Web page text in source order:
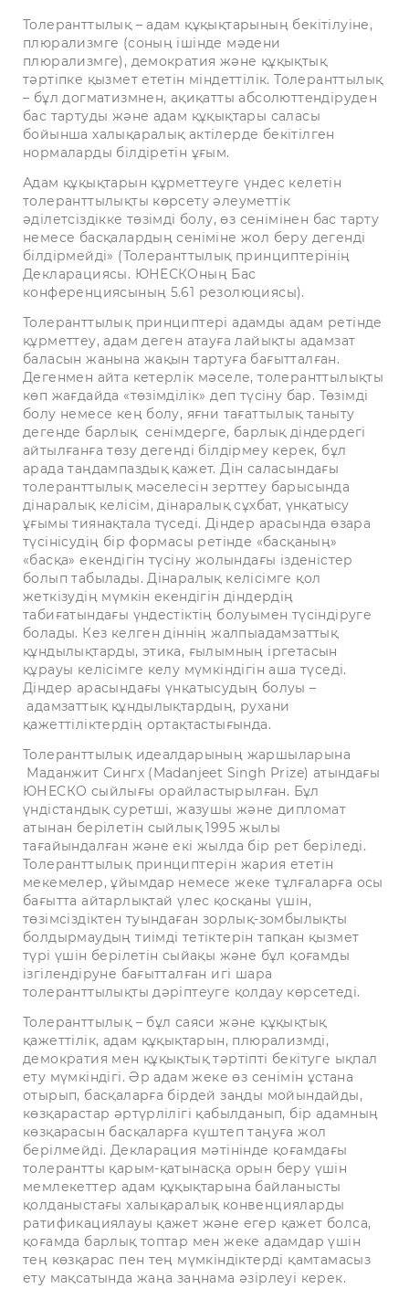
Толеранттылық – адам құқықтарының бекітілуіне,
плюрализмге (соның ішінде мәдени
плюрализмге), демократия және құқықтық
тәртіпке қызмет ететін міндеттілік. Толеранттылық
– бұл догматизмнен, ақиқатты абсолюттендіруден
бас тартуды және адам құқықтары саласы
бойынша халықаралық актілерде бекітілген
нормаларды білдіретін ұғым.
Адам құқықтарын құрметтеуге үндес келетін
толеранттылықты көрсету әлеуметтік
әділетсіздікке төзімді болу, өз сенімінен бас тарту
немесе басқалардың сеніміне жол беру дегенді
білдірмейді» (Толеранттылық принциптерінің
Декларациясы. ЮНЕСКОның Бас
конференциясының 5.61 резолюциясы).
Толеранттылық принциптері адамды адам ретінде
құрметтеу, адам деген атауға лайықты адамзат
баласын жанына жақын тартуға бағытталған.
Дегенмен айта кетерлік мәселе, толеранттылықты
көп жағдайда «төзімділік» деп түсіну бар. Төзімді
болу немесе кең болу, яғни тағаттылық таныту
дегенде барлық сенімдерге, барлық діндердегі
айтылғанға төзу дегенді білдірмеу керек, бұл
арада таңдампаздық қажет. Дін саласындағы
толеранттылық мәселесін зерттеу барысында
дінаралық келісім, дінаралық сұхбат, үнқатысу
ұғымы тиянақтала түседі. Діндер арасында өзара
түсінісудің бір формасы ретінде «басқаның»
«басқа» екендігін түсіну жолындағы ізденістер
болып табылады. Дінаралық келісімге қол
жеткізудің мүмкін екендігін діндердің
табиғатындағы үндестіктің болуымен түсіндіруге
болады. Кез келген діннің жалпыадамзаттық
құндылықтарды, этика, ғылымның іргетасын
құрауы келісімге келу мүмкіндігін аша түседі.
Діндер арасындағы үнқатысудың болуы –
адамзаттық құндылықтардың, рухани
қажеттіліктердің ортақтастығында.
Толеранттылық идеалдарының жаршыларына
Маданжит Сингх (Madanjeet Singh Prize) атындағы
ЮНЕСКО сыйлығы орайластырылған. Бұл
үндістандық суретші, жазушы және дипломат
атынан берілетін сыйлық 1995 жылы
тағайындалған және екі жылда бір рет беріледі.
Толеранттылық принциптерін жария ететін
мекемелер, ұйымдар немесе жеке тұлғаларға осы
бағытта айтарлықтай үлес қосқаны үшін,
төзімсіздіктен туындаған зорлық-зомбылықты
болдырмаудың тиімді тетіктерін тапқан қызмет
түрі үшін берілетін сыйақы және бұл қоғамды
ізгілендіруне бағытталған игі шара
толеранттылықты дәріптеуге қолдау көрсетеді.
Толеранттылық – бұл саяси және құқықтық
қажеттілік, адам құқықтарын, плюрализмді,
демократия мен құқықтық тәртіпті бекітуге ықпал
ету мүмкіндігі. Әр адам жеке өз сенімін ұстана
отырып, басқаларға бірдей заңды мойындайды,
көзқарастар әртүрлілігі қабылданып, бір адамның
көзқарасын басқаларға күштеп таңуға жол
берілмейді. Декларация мәтінінде қоғамдағы
толерантты қарым-қатынасқа орын беру үшін
мемлекеттер адам құқықтарына байланысты
қолданыстағы халықаралық конвенцияларды
ратификациялауы қажет және егер қажет болса,
қоғамда барлық топтар мен жеке адамдар үшін
тең көзқарас пен тең мүмкіндіктерді қамтамасыз
ету мақсатында жаңа заңнама әзірлеуі керек.